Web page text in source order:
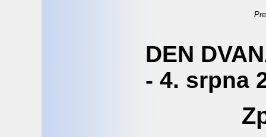
DEN
- 4. srpna